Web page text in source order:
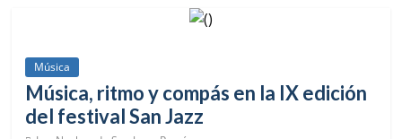
Música
Música, ritmo y compás en la IX edición
del festival San Jazz